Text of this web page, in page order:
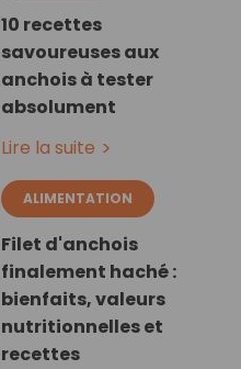
10 recettes
savoureuses aux
anchois à tester
absolument
Lire la suite
ALIMENTATION
Filet d'anchois
finalement haché :
bienfaits, valeurs
nutritionnelles et
recettes